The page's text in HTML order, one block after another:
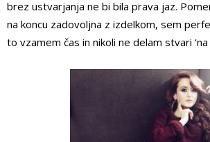
brez ustvarjanja ne bi bila prava jaz.
na koncu zadovoljna z izdelkom, sem
to vzamem čas in nikoli ne delam stvari ‘na